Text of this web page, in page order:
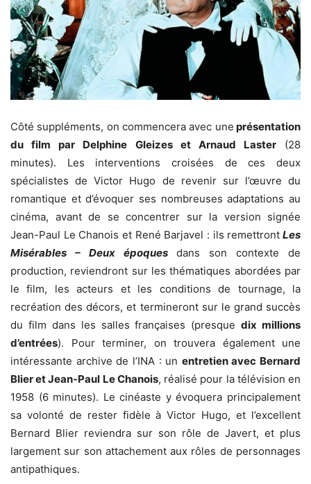
Côté suppléments, on commencera avec une présentation
du film par Delphine Gleizes et Arnaud Laster(28
minutes). Les interventions croisées de ces deux
spécialistes de Victor Hugo de revenir sur l’œuvre du
romantique et d’évoquer ses nombreuses adaptations au
cinéma, avant de se concentrer sur la version signée
Jean-Paul Le Chanois et René Barjavel : ils remettront Les
Misérables – Deux époquesdans son contexte de
production, reviendront sur les thématiques abordées par
le film, les acteurs et les conditions de tournage, la
recréation des décors, et termineront sur le grand succès
du film dans les salles françaises (presquedix millions
d’entrées). Pour terminer, on trouvera également une
intéressante archive de l’INA : un entretien avec Bernard
Blier et Jean-Paul Le Chanois, réalisé pour la télévision en
1958 (6 minutes). Le cinéaste y évoquera principalement
sa volonté de rester fidèle à Victor Hugo, et l’excellent
Bernard Blier reviendra sur son rôle de Javert, et plus
largement sur son attachement aux rôles de personnages
antipathiques.